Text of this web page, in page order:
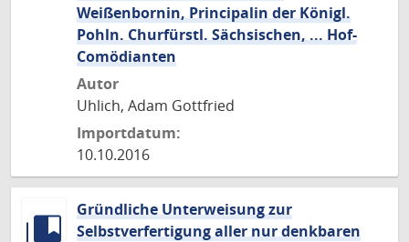
Weißenbornin, Principalin der Königl.
Pohln. Churfürstl. Sächsischen, ... Hof-
Comödianten
Autor
Uhlich, Adam Gottfried
Importdatum:
10.10.2016
Gründliche Unterweisung zur
Selbstverfertigung aller nur denkbaren